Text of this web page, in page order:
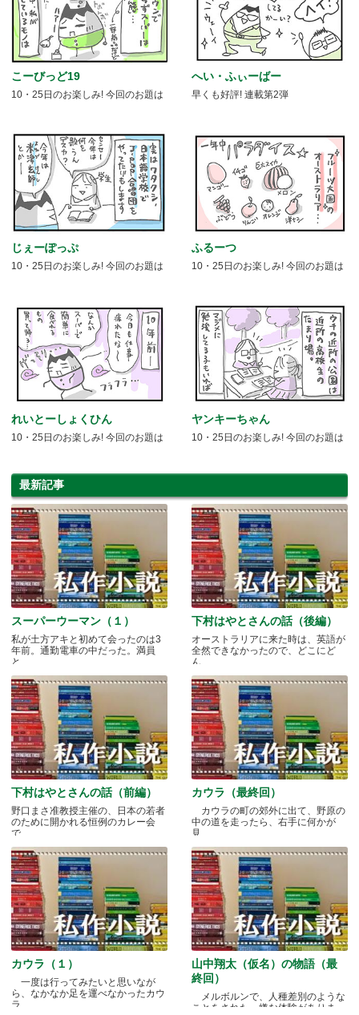
こーびっど19
10・25日のお楽しみ! 今回のお題は
へい・ふぃーばー
早くも好評! 連載第2弾
じぇーぽっぷ
10・25日のお楽しみ! 今回のお題は
ふるーつ
10・25日のお楽しみ! 今回のお題は
れいとーしょくひん
10・25日のお楽しみ! 今回のお題は
ヤンキーちゃん
10・25日のお楽しみ! 今回のお題は
最新記事
スーパーウーマン（１）
私が土方アキと初めて会ったのは3
年前。通勤電車の中だった。満員
と.....
下村はやとさんの話（後編）
オーストラリアに来た時は、英語が
全然できなかったので、どこにど
ん.....
下村はやとさんの話（前編）
野口まさ准教授主催の、日本の若者
のために開かれる恒例のカレー会
で.....
カウラ（最終回）
カウラの町の郊外に出て、野原の
中の道を走ったら、右手に何かが
見.....
カウラ（１）
一度は行ってみたいと思いなが
ら、なかなか足を運べなかったカウ
ラ.....
山中翔太（仮名）の物語（最
終回）
メルボルンで、人種差別のような
ことをされた、嫌な体験がありま